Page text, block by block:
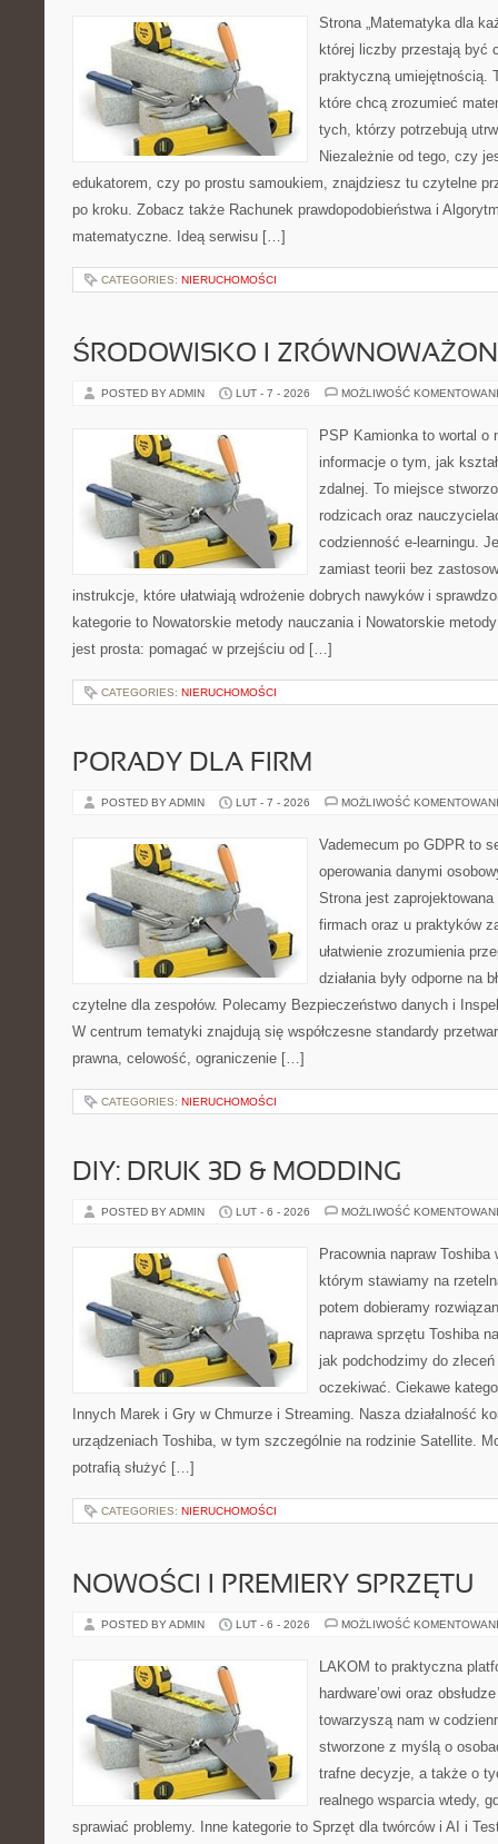
Strona „Matematyka dla
której liczby przestają być
praktyczną umiejętnością.
które chcą zrozumieć
tych, którzy potrzebują
Niezależnie od tego, czy
edukatorem, czy po prostu samoukiem, znajdziesz tu czytelne
po kroku. Zobacz także Rachunek prawdopodobieństwa i
matematyczne. Ideą serwisu […]
CATEGORIES: NIERUCHOMOŚCI
ŚRODOWISKO I
POSTED BY ADMIN LUT - 7 - 2026 MOŻLIWOŚĆ
PSP Kamionka to wortal o
informacje o tym, jak
zdalnej. To miejsce
rodzicach oraz
codzienność e-learningu.
zamiast teorii bez
instrukcje, które ułatwiają wdrożenie dobrych nawyków i
kategorie to Nowatorskie metody nauczania i Nowatorskie
jest prosta: pomagać w przejściu od […]
CATEGORIES: NIERUCHOMOŚCI
PORADY DLA FIRM
POSTED BY ADMIN LUT - 7 - 2026 MOŻLIWOŚĆ
Vademecum po GDPR to
operowania danymi
Strona jest
firmach oraz u praktyków
ułatwienie zrozumienia
działania były odporne na
czytelne dla zespołów. Polecamy Bezpieczeństwo danych i
W centrum tematyki znajdują się współczesne standardy
prawna, celowość, ograniczenie […]
CATEGORIES: NIERUCHOMOŚCI
DIY: DRUK 3D & MODDING
POSTED BY ADMIN LUT - 6 - 2026 MOŻLIWOŚĆ
Pracownia napraw
którym stawiamy na
potem dobieramy
naprawa sprzętu Toshiba
jak podchodzimy do
oczekiwać. Ciekawe
Innych Marek i Gry w Chmurze i Streaming. Nasza działalność
urządzeniach Toshiba, w tym szczególnie na rodzinie Satellite.
potrafią służyć […]
CATEGORIES: NIERUCHOMOŚCI
NOWOŚCI I PREMIERY SPRZĘTU
POSTED BY ADMIN LUT - 6 - 2026 MOŻLIWOŚĆ
LAKOM to praktyczna
hardware’owi oraz
towarzyszą nam w
stworzone z myślą o
trafne decyzje, a także o
realnego wsparcia wtedy,
sprawiać problemy. Inne kategorie to Sprzęt dla twórców i AI i